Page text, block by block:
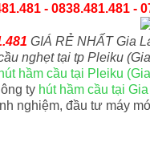
- 0838.481.481 -
GIÁ RẺ NHẤT Gia
nghẹt tại tp Pleiku
hút hầm cầu tại Pleiku
ty hút hầm cầu tại
nghiệm, đầu tư máy